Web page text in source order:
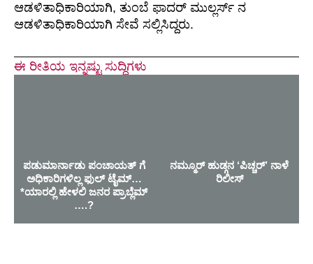
ಆಡಳಿತಾಧಿಕಾರಿಯಾಗಿ, ತುಂಬೆ ಫಾದರ್ ಮುಲ್ಲರ್ಸ್ ನ
ಆಡಳಿತಾಧಿಕಾರಿಯಾಗಿ ಸೇವೆ ಸಲ್ಲಿಸಿದ್ದರು.
ಈ ರೀತಿಯ ಇನ್ನಷ್ಟು ಸುದ್ದಿಗಳು
ಪಡುಮಾರ್ನಾಡು ಪಂಚಾಯತ್ ಗೆ
ಅಧಿಕಾರಿಗಳಿಲ್ಲ ಫುಲ್ ಟೈಮ್…
*ಯಾರಲ್ಲಿ ಹೇಳಲಿ ಜನರ ಪ್ರಾಬ್ಲೆಮ್
….?
ನಮ್ಮೂರ್ ಹುಡ್ಗನ ‘ಪಿಚ್ಚರ್’ ನಾಳೆ
ರಿಲೀಸ್